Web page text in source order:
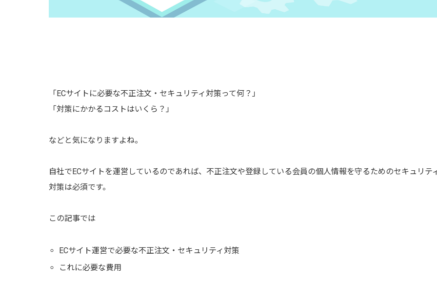
「ECサイトに必要な不正注文・セキュリティ対策って何？」
「対策にかかるコストはいくら？」
などと気になりますよね。
自社でECサイトを運営しているのであれば、不正注文や登録している会員の個人情報を守るためのセキュリテ
対策は必須です。
この記事では
ECサイト運営で必要な不正注文・セキュリティ対策
これに必要な費用